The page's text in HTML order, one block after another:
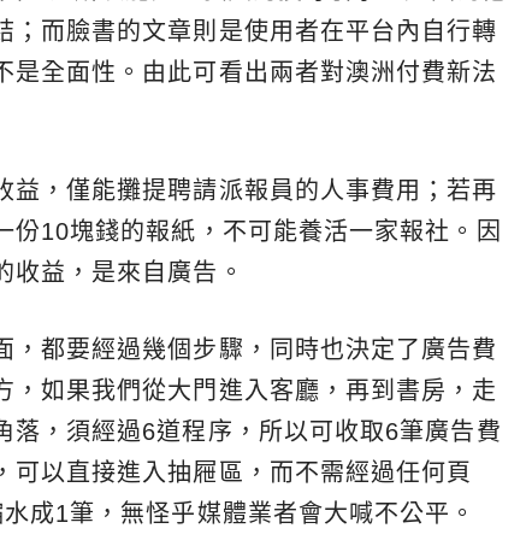
而臉書的文章則是使用者在平台內自行轉
全面性。由此可看出兩者對澳洲付費新法
，僅能攤提聘請派報員的人事費用；若再
10塊錢的報紙，不可能養活一家報社。因
益，是來自廣告。
都要經過幾個步驟，同時也決定了廣告費
如果我們從大門進入客廳，再到書房，走
，須經過6道程序，所以可收取6筆廣告費
以直接進入抽屜區，而不需經過任何頁
成1筆，無怪乎媒體業者會大喊不公平。